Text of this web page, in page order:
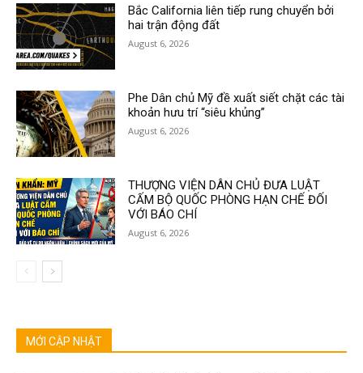
Bắc California liên tiếp rung chuyển bởi
hai trận động đất
August 6, 2026
Phe Dân chủ Mỹ đề xuất siết chặt các tài
khoản hưu trí “siêu khủng”
August 6, 2026
THƯỢNG VIỆN DÂN CHỦ ĐƯA LUẬT
CẤM BỘ QUỐC PHÒNG HẠN CHẾ ĐỐI
VỚI BÁO CHÍ
August 6, 2026
MỚI CẬP NHẬT